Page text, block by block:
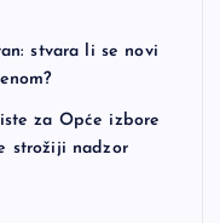
stvara li se novi
za Opće izbore
strožiji nadzor